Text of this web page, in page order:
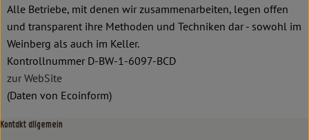
Alle Betriebe, mit denen wir zusammenarbeiten, legen offen
und transparent ihre Methoden und Techniken dar - sowohl im
Weinberg als auch im Keller.
Kontrollnummer D-BW-1-6097-BCD
zur WebSite
(Daten von Ecoinform)
Kontakt allgemein